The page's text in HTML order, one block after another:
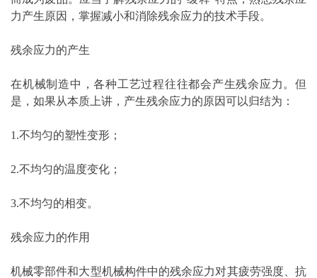
力产生原因，掌握减小和消除残余应力的技术手段。
残余应力的产生
在机械制造中，各种工艺过程往往都会产生残余应力。但
是，如果从本质上讲，产生残余应力的原因可以归结为：
1.不均匀的塑性变形；
2.不均匀的温度变化；
3.不均匀的相变。
残余应力的作用
机械零部件和大型机械构件中的残余应力对其疲劳强度、抗